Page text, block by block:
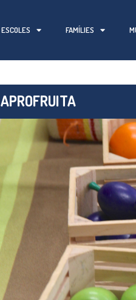
ESCOLES FAMÍLIES
APROFRUITA